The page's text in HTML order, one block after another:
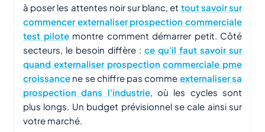
à poser les attentes noir sur blanc, et tout savoir sur
commencer externaliser prospection commerciale
test pilotemontre comment démarrer petit. Côté
secteurs, le besoin diffère : ce qu'il faut savoir sur
quand externaliser prospection commerciale pme
croissance ne se chiffre pas comme externaliser sa
prospection dans l'industrie, où les cycles sont
plus longs. Un budget prévisionnel se cale ainsi sur
votre marché.